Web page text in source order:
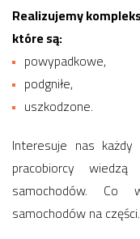
Realizujemy
które są:
powypadkowe,
podgniłe,
uszkodzone.
Interesuje nas
pracobiorcy
samochodów. Co
samochodów na części.